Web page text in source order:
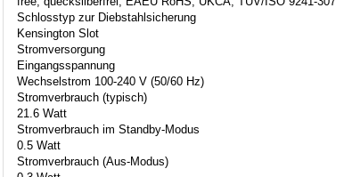
Schlosstyp zur Diebstahlsicherung
Kensington Slot
Stromversorgung
Eingangsspannung
Wechselstrom 100-240 V (50/60 Hz)
Stromverbrauch (typisch)
21.6 Watt
Stromverbrauch im Standby-Modus
0.5 Watt
Stromverbrauch (Aus-Modus)